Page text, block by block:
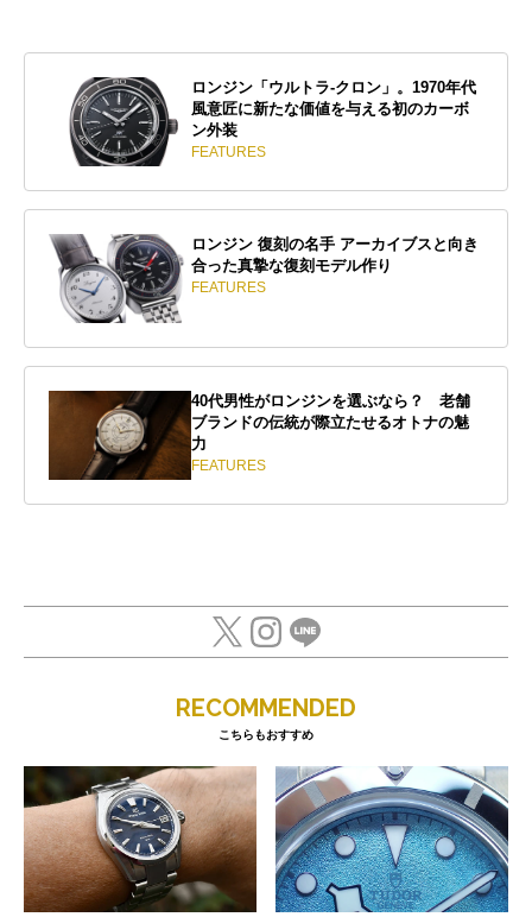
ロンジン「ウルトラ-クロン」。1970年代
風意匠に新たな価値を与える初のカーボ
ン外装
FEATURES
ロンジン 復刻の名手 アーカイブスと向き
合った真摯な復刻モデル作り
FEATURES
40代男性がロンジンを選ぶなら？ 老舗
ブランドの伝統が際立たせるオトナの魅
力
FEATURES
RECOMMENDED
こちらもおすすめ